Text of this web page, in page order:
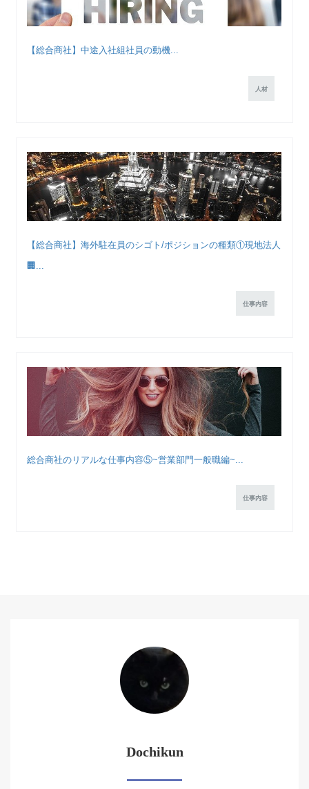
【総合商社】中途入社組社員の動機...
人材
【総合商社】海外駐在員のシゴト/ポジションの種類①現地法人
🏢...
仕事内容
総合商社のリアルな仕事内容⑤~営業部門一般職編~...
仕事内容
Dochikun